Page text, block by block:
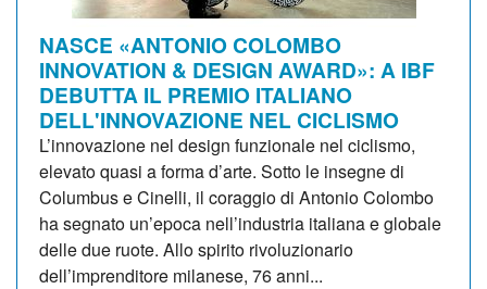
NASCE «ANTONIO COLOMBO
INNOVATION & DESIGN AWARD»: A IBF
DEBUTTA IL PREMIO ITALIANO
DELL'INNOVAZIONE NEL CICLISMO
L’innovazione nel design funzionale nel ciclismo,
elevato quasi a forma d’arte. Sotto le insegne di
Columbus e Cinelli, il coraggio di Antonio Colombo
ha segnato un’epoca nell’industria italiana e globale
delle due ruote. Allo spirito rivoluzionario
dell’imprenditore milanese, 76 anni...